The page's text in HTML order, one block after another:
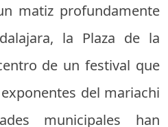
matiz profundamente
la Plaza de la
de un festival que
del mariachi
municipales han